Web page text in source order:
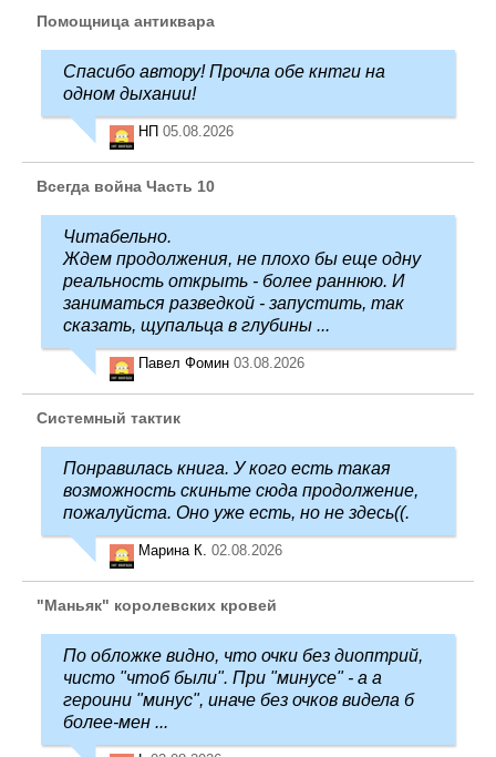
Помощница антиквара
Спасибо автору! Прочла обе кнтги на
одном дыхании!
НП 05.08.2026
Всегда война Часть 10
Читабельно.
Ждем продолжения, не плохо бы еще одну
реальность открыть - более раннюю. И
заниматься разведкой - запустить, так
сказать, щупальца в глубины ...
Павел Фомин 03.08.2026
Системный тактик
Понравилась книга. У кого есть такая
возможность скиньте сюда продолжение,
пожалуйста. Оно уже есть, но не здесь((.
Марина К. 02.08.2026
"Маньяк" королевских кровей
По обложке видно, что очки без диоптрий,
чисто "чтоб были". При "минусе" - а а
героини "минус", иначе без очков видела б
более-мен ...